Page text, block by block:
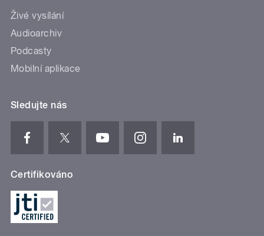
Živé vysílání
Audioarchiv
Podcasty
Mobilní aplikace
Sledujte nás
Certifikováno